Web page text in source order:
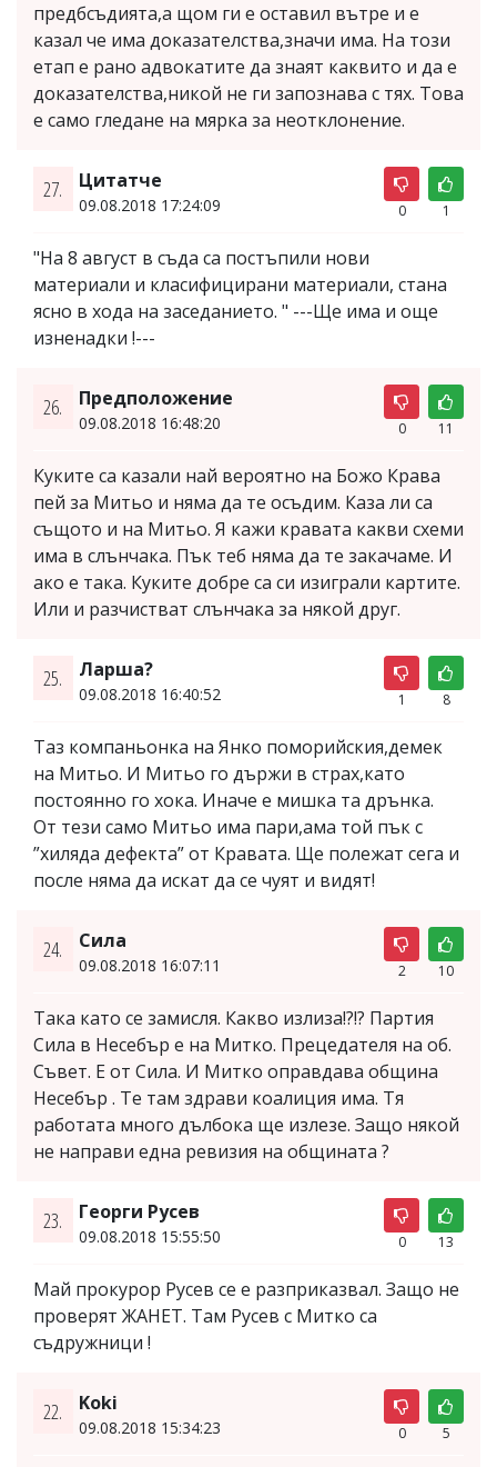
предбсъдията,а щом ги е оставил вътре и е
казал че има доказателства,значи има. На този
етап е рано адвокатите да знаят каквито и да е
доказателства,никой не ги запознава с тях. Това
е само гледане на мярка за неотклонение.
27. Цитатче
09.08.2018 17:24:09 0 1
"На 8 август в съда са постъпили нови
материали и класифицирани материали, стана
ясно в хода на заседанието. " ---Ще има и още
изненадки !---
26. Предположение
09.08.2018 16:48:20 0 11
Куките са казали най вероятно на Божо Крава
пей за Митьо и няма да те осъдим. Каза ли са
същото и на Митьо. Я кажи кравата какви схеми
има в слънчака. Пък теб няма да те закачаме. И
ако е така. Куките добре са си изиграли картите.
Или и разчистват слънчака за някой друг.
25. Ларша?
09.08.2018 16:40:52 1 8
Таз компаньонка на Янко поморийския,демек
на Митьо. И Митьо го държи в страх,като
постоянно го хока. Иначе е мишка та дрънка.
От тези само Митьо има пари,ама той пък с
”хиляда дефекта” от Кравата. Ще полежат сега и
после няма да искат да се чуят и видят!
24. Сила
09.08.2018 16:07:11 2 10
Така като се замисля. Какво излиза!?!? Партия
Сила в Несебър е на Митко. Прецедателя на об.
Съвет. Е от Сила. И Митко оправдава община
Несебър . Те там здрави коалиция има. Тя
работата много дълбока ще излезе. Защо някой
не направи една ревизия на общината ?
23. Георги Русев
09.08.2018 15:55:50 0 13
Май прокурор Русев се е разприказвал. Защо не
проверят ЖАНЕТ. Там Русев с Митко са
съдружници !
22. Koki
09.08.2018 15:34:23 0 5